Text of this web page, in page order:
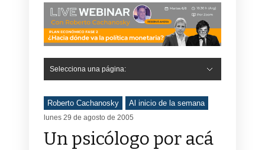
Selecciona una página:
Roberto Cachanosky Al inicio de la semana
lunes 29 de agosto de 2005
Un psicólogo por acá